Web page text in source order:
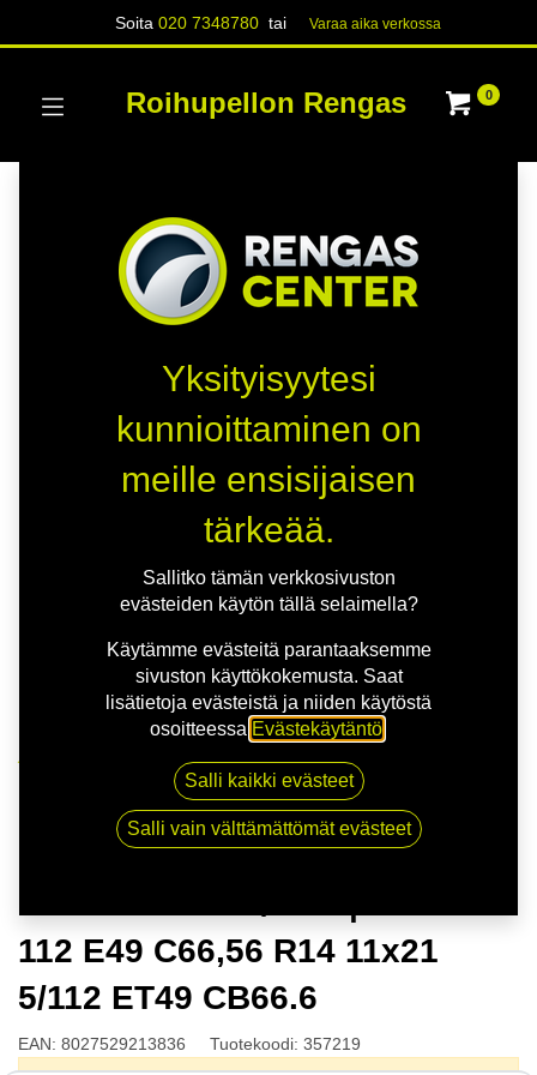
Soita020 7348780 tai Varaa aika verk​​​​ossa
Roihupellon Rengas 0
MSW 51 G.BLK/POL | 11X21 5-112 E49 C66,56 R14
11x21 5/112 ET49 CB66.6
112 E49 C66,56 R14 11x21
5/112 ET49 CB66.6
EAN: 8027529213836 Tuotekoodi: 357219
Yksityisyytesi
kunnioittaminen on
meille ensisijaisen
tärkeää.
Sallitko tämän verkkosivuston
evästeiden käytön tällä selaimella?
Käytämme evästeitä parantaaksemme
sivuston käyttökokemusta. Saat
lisätietoja evästeistä ja niiden käytöstä
osoitteessa Evästekäytäntö
Salli kaikki evästeet
Salli vain välttämättömät evästeet